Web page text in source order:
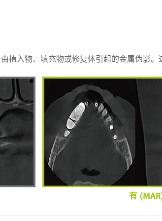
植入物、填充物或修复体引起的金属伪影